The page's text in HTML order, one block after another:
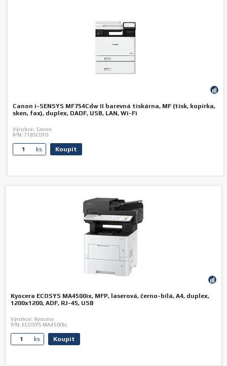
Canon i-SENSYS MF754Cdw II barevná tiskárna, MF (tisk, kopírka,
sken, fax), duplex, DADF, USB, LAN, Wi-Fi
Výrobce: Canon
P/N: 7185C010
ks. Koupit
Kyocera ECOSYS MA4500ix, MFP, laserová, černo-bílá, A4, duplex,
1200x1200, ADF, RJ-45, USB
Výrobce: Kyocera
P/N: ECOSYS MA4500ix
ks. Koupit